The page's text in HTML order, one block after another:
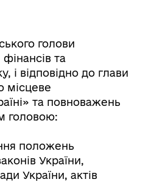
голови
фінансів та
і відповідно до глави
місцеве
та повноважень
головою:
положень
України,
України, актів